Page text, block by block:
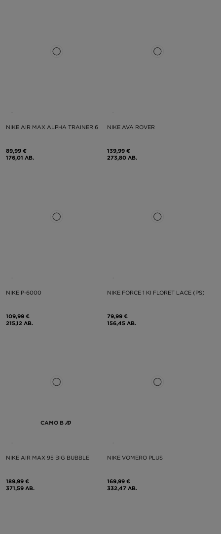
NIKE AIR MAX ALPHA TRAINER 6
89,99 €
176,01 ЛВ.
NIKE AVA ROVER
139,99 €
273,80 ЛВ.
NIKE P-6000
109,99 €
215,12 ЛВ.
NIKE FORCE 1 KI FLORET LACE (PS)
79,99 €
156,45 ЛВ.
САМО В
NIKE AIR MAX 95 BIG BUBBLE
189,99 €
371,59 ЛВ.
NIKE VOMERO PLUS
169,99 €
332,47 ЛВ.